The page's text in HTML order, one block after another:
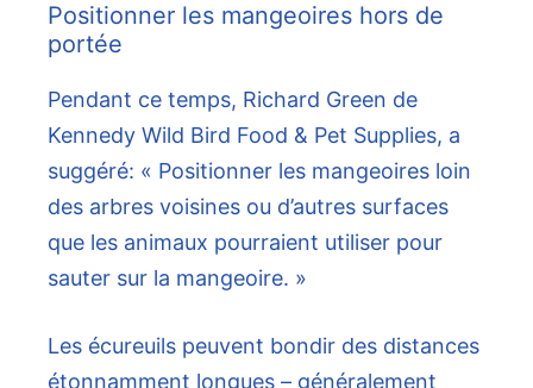
Positionner les mangeoires hors de
portée
Pendant ce temps, Richard Green de
Kennedy Wild Bird Food & Pet Supplies, a
suggéré: « Positionner les mangeoires loin
des arbres voisines ou d’autres surfaces
que les animaux pourraient utiliser pour
sauter sur la mangeoire. »
Les écureuils peuvent bondir des distances
étonnamment longues – généralement